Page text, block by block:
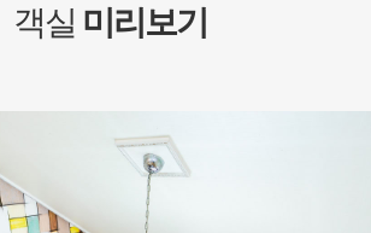
객실 미리보기